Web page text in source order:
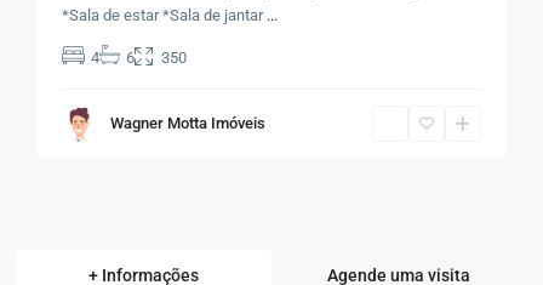
*Sala de estar *Sala de jantar ...
4 6 350
Wagner Motta Imóveis
+ Informações Agende uma visita